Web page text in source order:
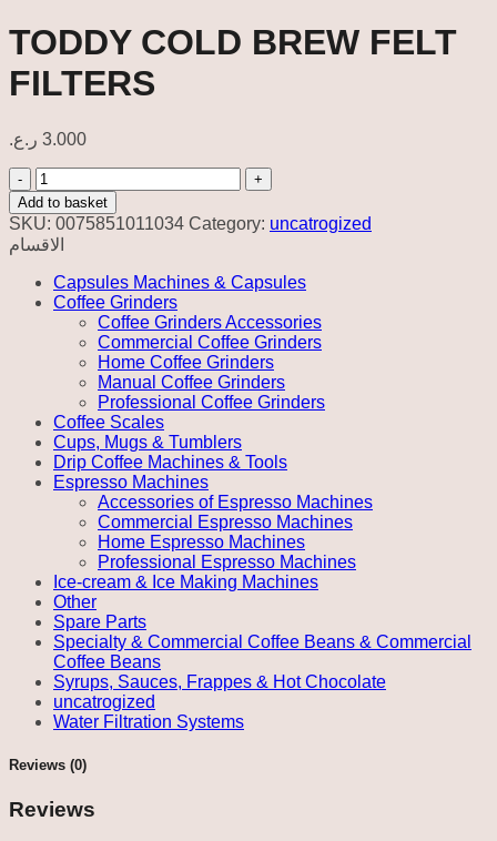
TODDY COLD BREW FELT
FILTERS
3.000 ر.ع.
TODDY
COLD
BREW
FELT
FILTERS
quantity
Add to basket
SKU: 0075851011034 Category: uncatrogized
الاقسام
Capsules Machines & Capsules
Coffee Grinders
Coffee Grinders Accessories
Commercial Coffee Grinders
Home Coffee Grinders
Manual Coffee Grinders
Professional Coffee Grinders
Coffee Scales
Cups, Mugs & Tumblers
Drip Coffee Machines & Tools
Espresso Machines
Accessories of Espresso Machines
Commercial Espresso Machines
Home Espresso Machines
Professional Espresso Machines
Ice-cream & Ice Making Machines
Other
Spare Parts
Specialty & Commercial Coffee Beans & Commercial
Coffee Beans
Syrups, Sauces, Frappes & Hot Chocolate
uncatrogized
Water Filtration Systems
Reviews (0)
Reviews